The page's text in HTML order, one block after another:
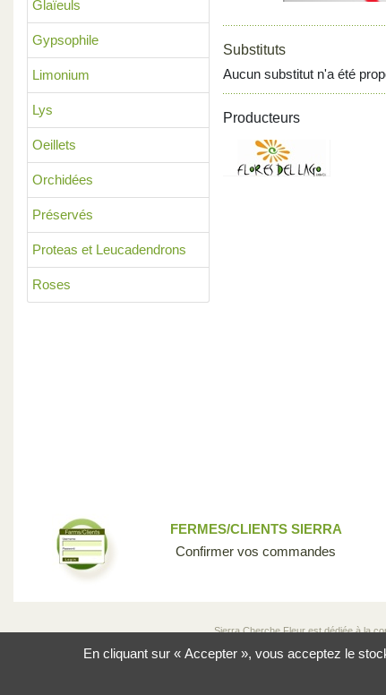
Glaïeuls
Gypsophile
Limonium
Lys
Oeillets
Orchidées
Préservés
Proteas et Leucadendrons
Roses
Substituts
Aucun substitut n'a été
Producteurs
FERMES/CLIENTS SIERRA
Confirmer vos commandes
Sierra Cherche Fleur est dédiée à la
incroyable des fleurs qui rend notre
En cliquant sur « Accepter », vous acceptez le